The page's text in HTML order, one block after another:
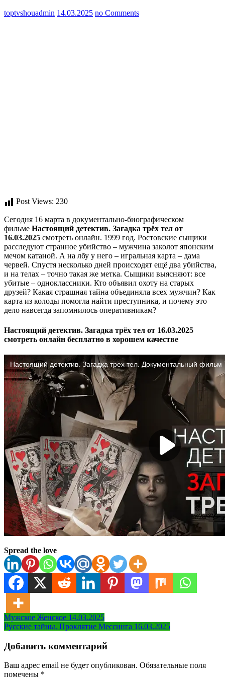
toptvshouadmin 14.03.2025 no Comments
Post Views: 230
Сегодня 16 марта в документально-биографическом
фильме Настоящий детектив. Загадка трёх тел от
16.03.2025 смотреть онлайн. 1999 год. Ростовские сыщики
расследуют странное убийство – мужчина заколот японским
мечом катаной. А на лбу у него – игральная карта – дама
червей. Спустя несколько дней происходят ещё два убийства,
и на телах – точно такая же метка. Сыщики выясняют: все
убитые – одноклассники. Кто объявил охоту на старых
друзей? Какая страшная тайна объединяла всех мужчин? Как
карта из колоды помогла найти преступника, и почему это
дело навсегда запомнилось оперативникам?
Настоящий детектив. Загадка трёх тел от 16.03.2025
смотреть онлайн бесплатно в хорошем качестве
Spread the love
Навигация
по
записям
Мужское Женское 14.03.2025
Русские тайны. Проклятие Мессинга 16.03.2025
Добавить комментарий
Ваш адрес email не будет опубликован. Обязательные поля
помечены *